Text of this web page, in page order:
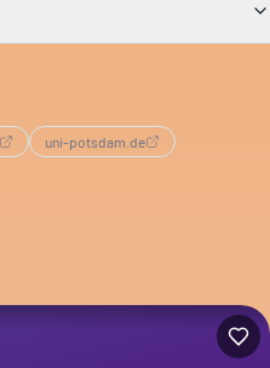
uni-potsdam.de